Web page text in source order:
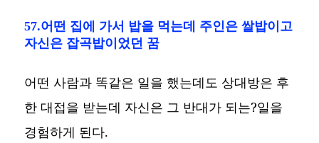
57.어떤 집에 가서 밥을 먹는데 주인은 쌀밥이고
자신은 잡곡밥이었던 꿈
어떤 사람과 똑같은 일을 했는데도 상대방은 후
한 대접을 받는데 자신은 그 반대가 되는?일을
경험하게 된다.